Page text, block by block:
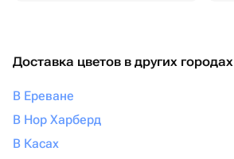
Доставка цветов в других городах
В Ереване
В Нор Харберд
В Касах